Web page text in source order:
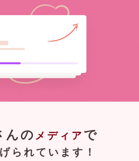
んの メディア で
られています！